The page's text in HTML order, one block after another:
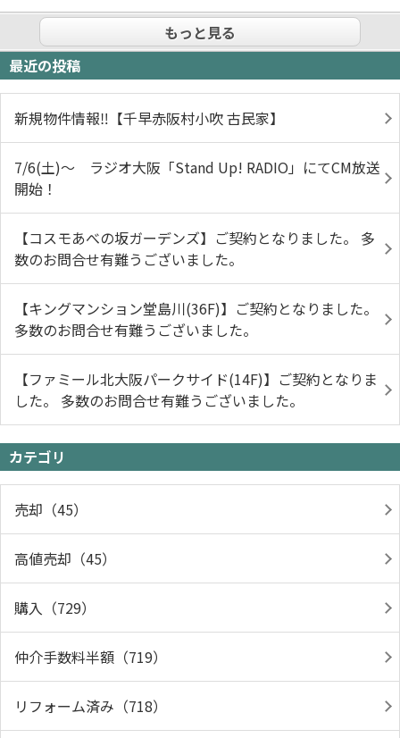
もっと見る
最近の投稿
新規物件情報‼【千早赤阪村小吹 古民家】
7/6(土)～ ラジオ大阪「Stand Up! RADIO」にてCM放送
開始！
【コスモあべの坂ガーデンズ】ご契約となりました。 多
数のお問合せ有難うございました。
【キングマンション堂島川(36F)】ご契約となりました。
多数のお問合せ有難うございました。
【ファミール北大阪パークサイド(14F)】ご契約となりま
した。 多数のお問合せ有難うございました。
カテゴリ
売却（45）
高値売却（45）
購入（729）
仲介手数料半額（719）
リフォーム済み（718）